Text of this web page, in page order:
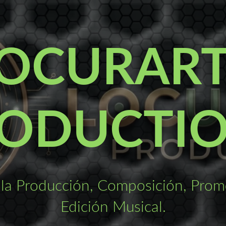
Producción, Composición,
Edición Musical.